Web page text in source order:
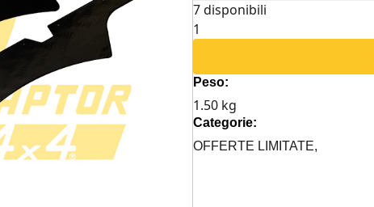
7 disponibili
KIT
POSTERIORI
SUZUKI
SAMURAI
quantità
Peso:
1.50 kg
Categorie:
OFFERTE LIMITATE,